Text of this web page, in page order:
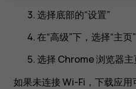
选择底部的“设置”
在“高级”下，选择“主页”
选择 Chrome 浏览器
如果未连接 Wi-Fi，下载应用